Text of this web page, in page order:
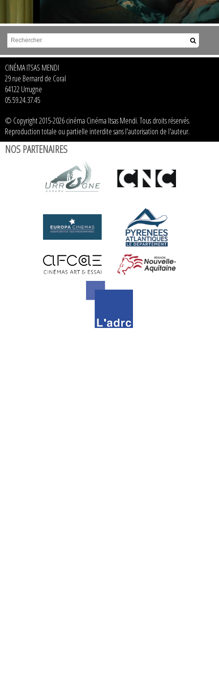
CINÉMA ITSAS MENDI
29 rue Bernard de Coral
64122 Urrugne
05.59.24.37.45
© Copyright 2015-2026 cinéma Cinéma Itsas Mendi. Tous droits réservés.
Reproduction totale ou partielle interdite sans l'autorisation de l'auteur.
NOS PARTENAIRES